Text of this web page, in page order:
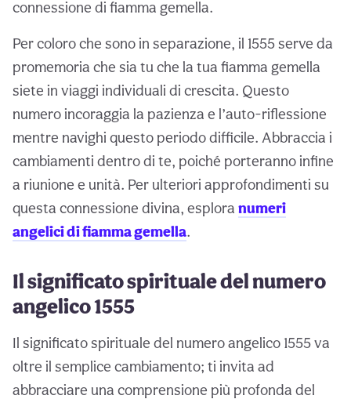
connessione di fiamma gemella.
Per coloro che sono in separazione, il 1555 serve da
promemoria che sia tu che la tua fiamma gemella
siete in viaggi individuali di crescita. Questo
numero incoraggia la pazienza e l’auto-riflessione
mentre navighi questo periodo difficile. Abbraccia i
cambiamenti dentro di te, poiché porteranno infine
a riunione e unità. Per ulteriori approfondimenti su
questa connessione divina, esplora numeri
angelici di fiamma gemella.
Il significato spirituale del numero
angelico 1555
Il significato spirituale del numero angelico 1555 va
oltre il semplice cambiamento; ti invita ad
abbracciare una comprensione più profonda del